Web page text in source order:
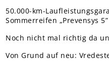
50.000-km-
Sommerreifen „Prevensys 5”
Noch nicht mal richtig da
Von Grund auf neu: